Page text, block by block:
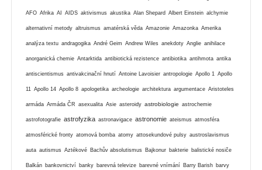
AFO Afrika AI AIDS aktivismus akustika Alan Shepard Albert Einstein alchymie
alternativní metody altruismus amatérská věda Amazonie Amazonka Amerika
analýza textu andragogika André Geim Andrew Wiles anekdoty Anglie anihilace
anorganická chemie Antarktida antibiotická rezistence antibiotika antihmota antika
antiscientismus antivakcinační hnutí Antoine Lavoisier antropologie Apollo 1 Apollo
11 Apollo 14 Apollo 8 apologetika archeologie architektura argumentace Aristoteles
armáda Armáda ČR asexualita Asie asteroidy astrobiologie astrochemie
astrofotografie astrofyzika astronavigace astronomie ateismus atmosféra
atmosférické fronty atomová bomba atomy attosekundové pulsy austroslavismus
auta autismus Aztékové Bachův absolutismus Bajkonur bakterie balistické nosiče
Balkán bankovnictví banky barevná televize barevné vnímání Barry Barish barvy